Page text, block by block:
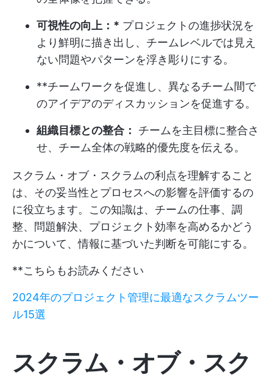
可視性の向上：* プロジェクトの進捗状況を
より鮮明に描き出し、チームレベルでは見え
ない問題やパターンを浮き彫りにする。
**チームワークを促進し、異なるチーム間で
のアイデアのディスカッションを促進する。
組織目標との整合：
チームを主目標に整合さ
せ、チーム全体の戦略的優先度を伝える。
スクラム・オブ・スクラムの利点を理解すること
は、その妥当性とプロセスへの影響を評価するの
に役立ちます。この知識は、チームの仕事、調
整、問題解決、プロジェクト効率を高めるかどう
かについて、情報に基づいた判断を可能にする。
**こちらもお読みください
2024年のプロジェクト管理に最適なスクラムツー
ル15選
スクラム・オブ・スク